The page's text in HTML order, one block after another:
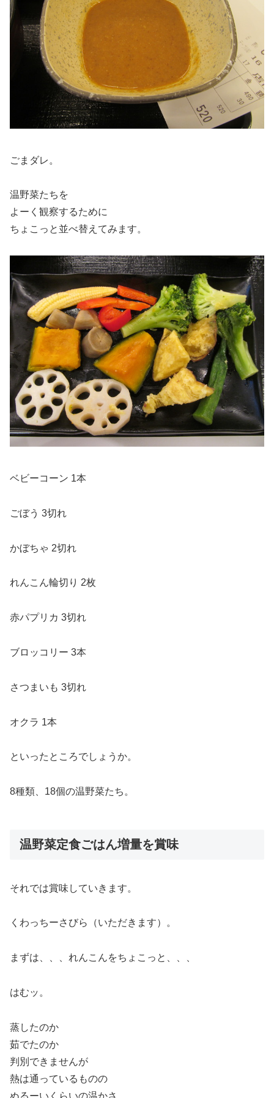
ごまダレ。
温野菜たちを
よーく観察するために
ちょこっと並べ替えてみます。
ベビーコーン 1本
ごぼう 3切れ
かぼちゃ 2切れ
れんこん輪切り 2枚
赤パプリカ 3切れ
ブロッコリー 3本
さつまいも 3切れ
オクラ 1本
といったところでしょうか。
8種類、18個の温野菜たち。
温野菜定食ごはん増量を賞味
それでは賞味していきます。
くわっちーさびら（いただきます）。
まずは、、、れんこんをちょこっと、、、
はむッ。
蒸したのか
茹でたのか
判別できませんが
熱は通っているものの
ぬるーいくらいの温かさ。